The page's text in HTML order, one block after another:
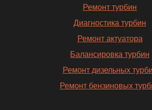
Ремонт турбин
Диагностика турбин
Ремонт актуатора
Балансировка турбин
Ремонт дизельных
Ремонт бензиновых